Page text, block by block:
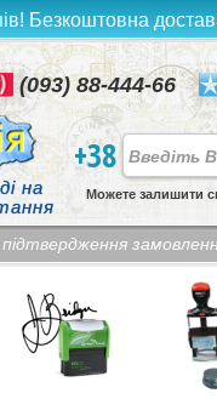
Безкоштовна
на
(093) 88-444-66
+38
Можете залишити